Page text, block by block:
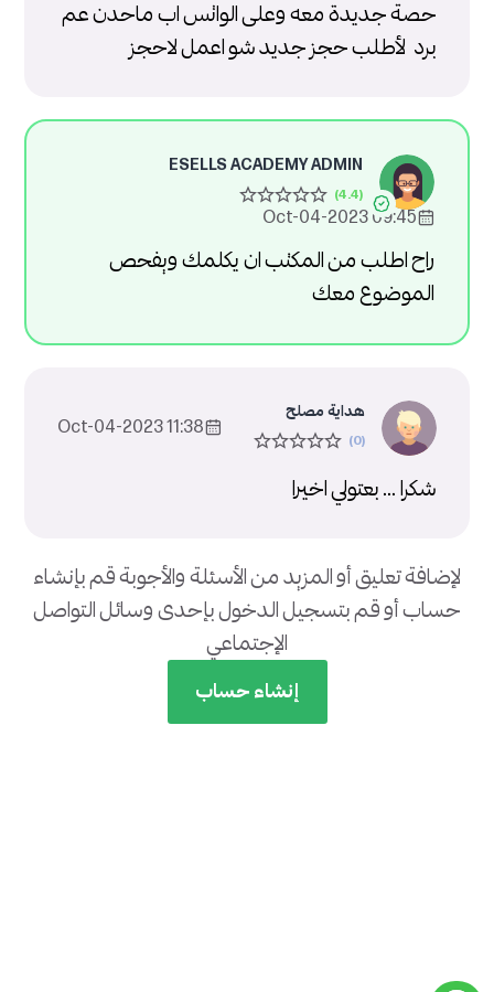
حصة جديدة معه وعلى الواتس اب ماحدن عم
برد لأطلب حجز جديد شو اعمل لاحجز
ESELLS ACADEMY ADMIN
09:45 2023-Oct-04
راح اطلب من المكتب ان يكلمك ويفحص
الموضوع معك
هداية مصلح
11:38 2023-Oct-04
شكرا ... بعتولي اخيرا
لإضافة تعليق أو المزيد من الأسئلة والأجوبة قم بإنشاء
حساب أو قم بتسجيل الدخول بإحدى وسائل التواصل
الإجتماعي
إنشاء حساب